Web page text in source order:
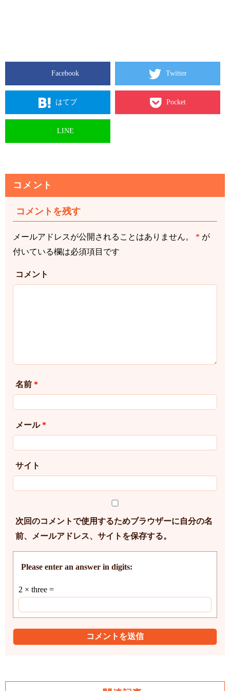
Facebook Twitter
はてブ Pocket
LINE
コメント
コメントを残す
メールアドレスが公開されることはありません。 * が
付いている欄は必須項目です
コメント
名前 *
メール *
サイト
次回のコメントで使用するためブラウザーに自分の名
前、メールアドレス、サイトを保存する。
Please enter an answer in digits:
2 × three =